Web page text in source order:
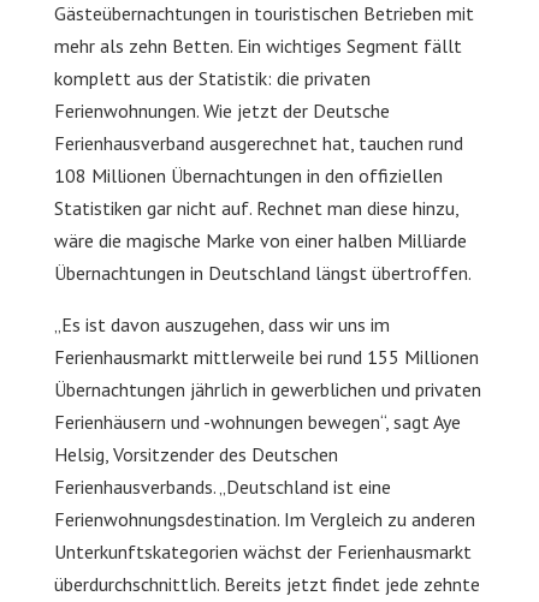
Gästeübernachtungen in touristischen Betrieben mit
mehr als zehn Betten. Ein wichtiges Segment fällt
komplett aus der Statistik: die privaten
Ferienwohnungen. Wie jetzt der Deutsche
Ferienhausverband ausgerechnet hat, tauchen rund
108 Millionen Übernachtungen in den offiziellen
Statistiken gar nicht auf. Rechnet man diese hinzu,
wäre die magische Marke von einer halben Milliarde
Übernachtungen in Deutschland längst übertroffen.
„Es ist davon auszugehen, dass wir uns im
Ferienhausmarkt mittlerweile bei rund 155 Millionen
Übernachtungen jährlich in gewerblichen und privaten
Ferienhäusern und -wohnungen bewegen“, sagt Aye
Helsig, Vorsitzender des Deutschen
Ferienhausverbands. „Deutschland ist eine
Ferienwohnungsdestination. Im Vergleich zu anderen
Unterkunftskategorien wächst der Ferienhausmarkt
überdurchschnittlich. Bereits jetzt findet jede zehnte